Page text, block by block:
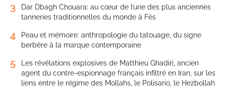
3
Dar Dbagh Chouara: au cœur de l’une des plus anciennes
tanneries traditionnelles du monde à Fès
4
Peau et mémoire: anthropologie du tatouage, du signe
berbère à la marque contemporaine
5
Les révélations explosives de Matthieu Ghadiri, ancien
agent du contre-espionnage français infiltré en Iran, sur les
liens entre le régime des Mollahs, le Polisario, le Hezbollah